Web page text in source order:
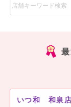
いつ和 和泉店